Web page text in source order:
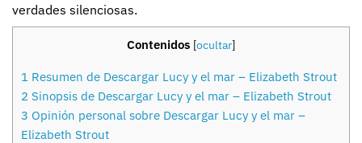
verdades silenciosas.
Contenidos [ocultar]
1 Resumen de Descargar Lucy y el mar – Elizabeth Strout
2 Sinopsis de Descargar Lucy y el mar – Elizabeth Strout
3 Opinión personal sobre Descargar Lucy y el mar –
Elizabeth Strout